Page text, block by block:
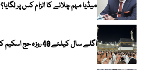
میڈیا مہم چلانے کا الزام کس پر لگایا؟
اگلے سال کیلئے 40 روزہ حج اسکیم کا پیکیج 12 لاکھ روپے مقرر